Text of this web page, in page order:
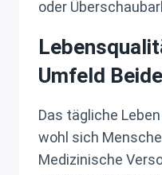
oder
Umfeld
Das tägliche
wohl sich
Medizinische